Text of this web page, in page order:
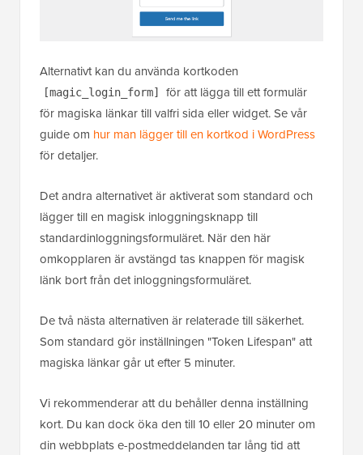
Alternativt kan du använda kortkoden
[magic_login_form]
för att lägga till ett formulär
för magiska länkar till valfri sida eller widget. Se vår
guide om hur man lägger till en kortkod i WordPress
för detaljer.
Det andra alternativet är aktiverat som standard och
lägger till en magisk inloggningsknapp till
standardinloggningsformuläret. När den här
omkopplaren är avstängd tas knappen för magisk
länk bort från det inloggningsformuläret.
De två nästa alternativen är relaterade till säkerhet.
Som standard gör inställningen "Token Lifespan" att
magiska länkar går ut efter 5 minuter.
Vi rekommenderar att du behåller denna inställning
kort. Du kan dock öka den till 10 eller 20 minuter om
din webbplats e-postmeddelanden tar lång tid att